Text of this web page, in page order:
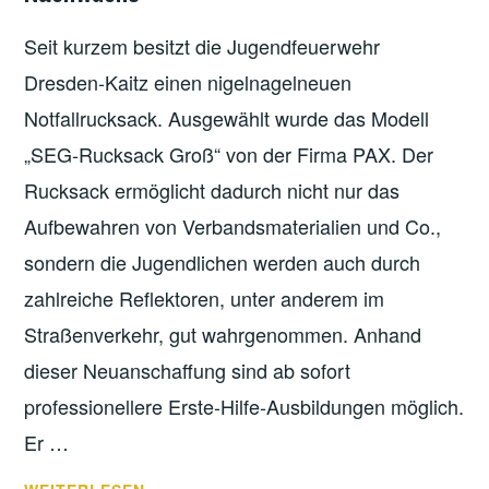
Seit kurzem besitzt die Jugendfeuerwehr
Dresden-Kaitz einen nigelnagelneuen
Notfallrucksack. Ausgewählt wurde das Modell
„SEG-Rucksack Groß“ von der Firma PAX. Der
Rucksack ermöglicht dadurch nicht nur das
Aufbewahren von Verbandsmaterialien und Co.,
sondern die Jugendlichen werden auch durch
zahlreiche Reflektoren, unter anderem im
Straßenverkehr, gut wahrgenommen. Anhand
dieser Neuanschaffung sind ab sofort
professionellere Erste-Hilfe-Ausbildungen möglich.
Er …